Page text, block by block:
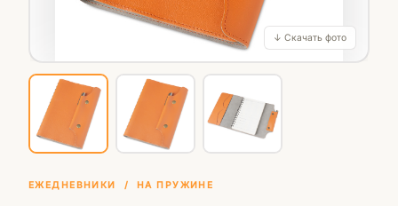
↓ Скачать фото
ЕЖЕДНЕВНИКИ / НА ПРУЖИНЕ